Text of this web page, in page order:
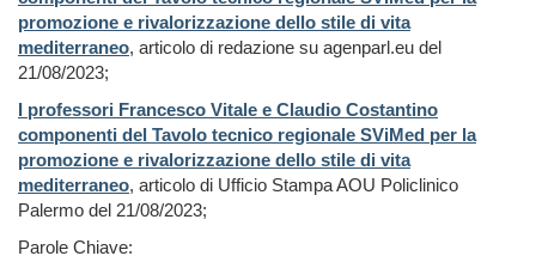
promozione e rivalorizzazione dello stile di vita
mediterraneo, articolo di redazione su agenparl.eu del
21/08/2023;
I professori Francesco Vitale e Claudio Costantino
componenti del Tavolo tecnico regionale SViMed per la
promozione e rivalorizzazione dello stile di vita
mediterraneo, articolo di Ufficio Stampa AOU Policlinico
Palermo del 21/08/2023;
Parole Chiave: